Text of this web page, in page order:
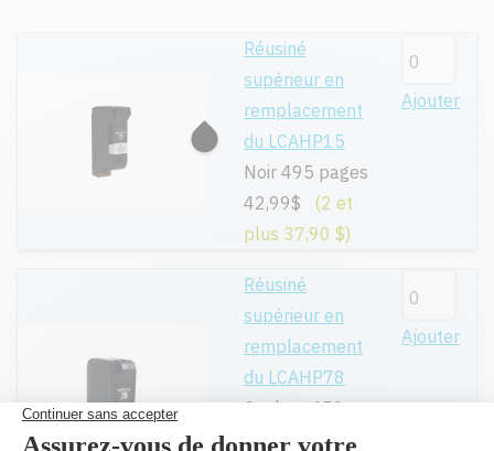
Réusiné
supérieur en
remplacement
du LCAHP15
Noir 495 pages
42,99$
(2 et
plus 37,90 $)
Ajouter
Réusiné
supérieur en
remplacement
du LCAHP78
Couleur 450
pages
Ajouter